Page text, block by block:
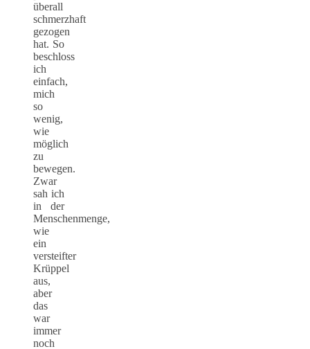
überall
schmerzhaft
gezogen
hat. So
beschloss
ich
einfach,
mich
so
wenig,
wie
möglich
zu
bewegen.
Zwar
sah ich
in der
Menschenmenge,
wie
ein
versteifter
Krüppel
aus,
aber
das
war
immer
noch